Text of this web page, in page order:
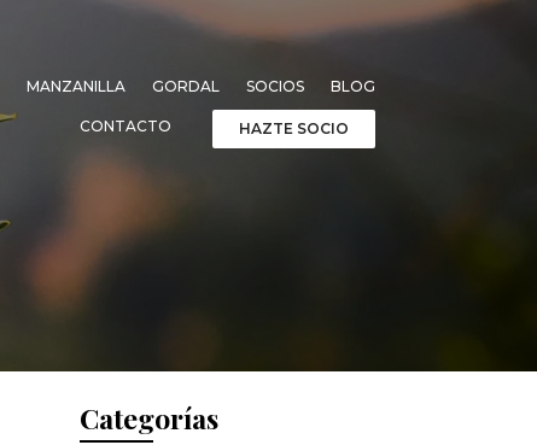
MANZANILLA GORDAL SOCIOS BLOG
CONTACTO HAZTE SOCIO
Categorías